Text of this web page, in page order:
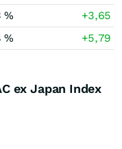
%
+3,65
% +5,79
ex Japan Index